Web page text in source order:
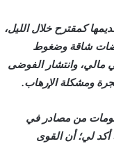
كمقترح خلال الليل،
شاقة وضغوط
مالي، وانتشار الفوضى
ومشكلة الإرهاب.
من مصادر في
أكد لي؛ أن القوى